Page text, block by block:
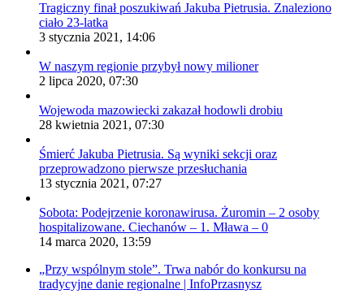
Tragiczny finał poszukiwań Jakuba Pietrusia. Znaleziono
ciało 23-latka
3 stycznia 2021, 14:06
W naszym regionie przybył nowy milioner
2 lipca 2020, 07:30
Wojewoda mazowiecki zakazał hodowli drobiu
28 kwietnia 2021, 07:30
Śmierć Jakuba Pietrusia. Są wyniki sekcji oraz
przeprowadzono pierwsze przesłuchania
13 stycznia 2021, 07:27
Sobota: Podejrzenie koronawirusa. Żuromin – 2 osoby
hospitalizowane. Ciechanów – 1. Mława – 0
14 marca 2020, 13:59
„Przy wspólnym stole”. Trwa nabór do konkursu na
tradycyjne danie regionalne | InfoPrzasnysz